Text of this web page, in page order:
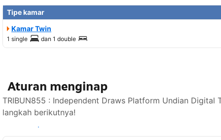
Tipe kamar
Kamar Twin
1 single dan 1 double
Aturan menginap
TRIBUN855 : Independent Draws Platform Undian
langkah berikutnya!
Lihat ketersediaan